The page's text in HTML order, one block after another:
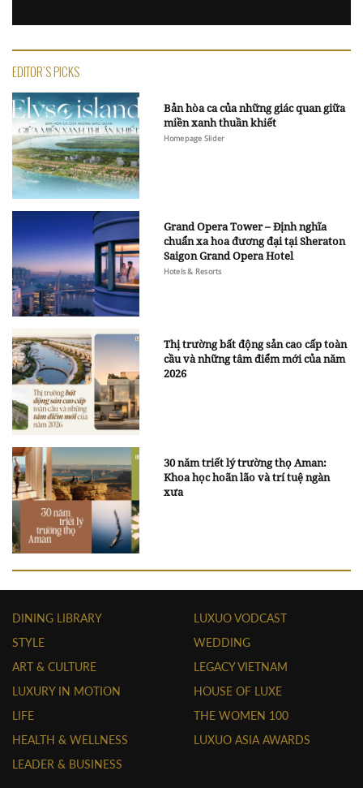
EDITOR'S PICKS
Bản hòa ca của những giác quan giữa
miền xanh thuần khiết
Homepage Slider
Grand Opera Tower – Định nghĩa
chuẩn xa hoa đương đại tại Sheraton
Saigon Grand Opera Hotel
Hotels & Resorts
Thị trường bất động sản cao cấp toàn
cầu và những tâm điểm mới của năm
2026
30 năm triết lý trường thọ Aman:
Khoa học hoãn lão và trí tuệ ngàn
xưa
DINING LIBRARY
STYLE
ART & CULTURE
LUXURY IN MOTION
LIFE
HEALTH & WELLNESS
LEADER & BUSINESS
LUXUO VODCAST
WEDDING
LEGACY VIETNAM
HOUSE OF LUXE
THE WOMEN 100
LUXUO ASIA AWARDS